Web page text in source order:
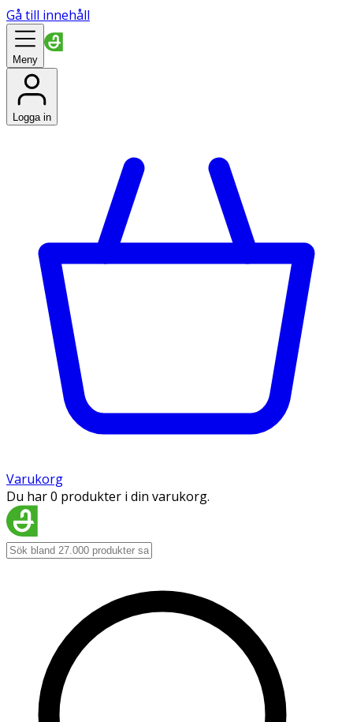
Gå till innehåll
Meny
Logga in
Varukorg
Du har 0 produkter i din varukorg.